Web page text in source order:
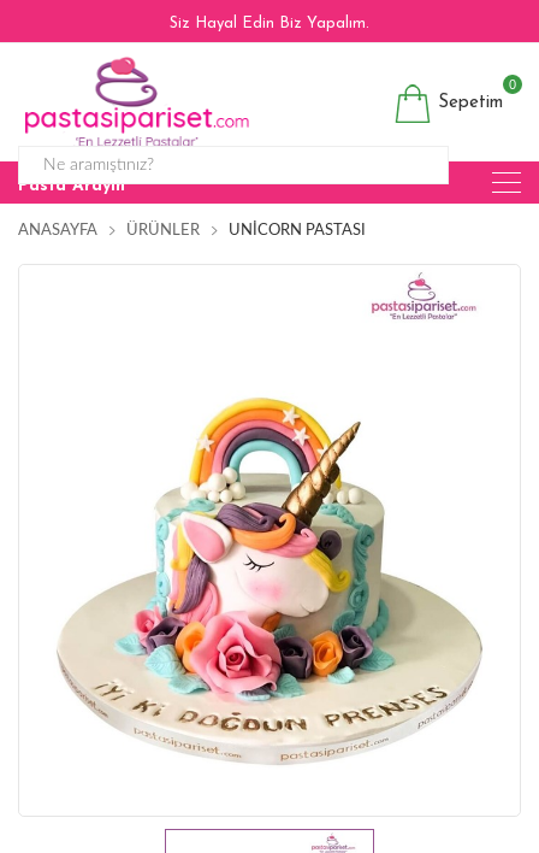
Siz Hayal Edin Biz Yapalım.
Sepetim
0
Pasta Arayın
ANASAYFA ÜRÜNLER UNICORN PASTASI